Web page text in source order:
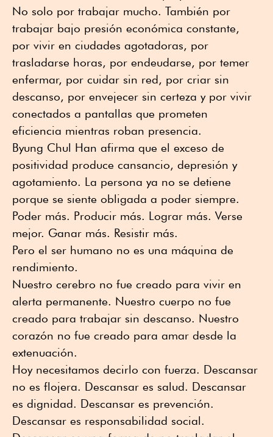
No solo por trabajar mucho. También por
trabajar bajo presión económica constante,
por vivir en ciudades agotadoras, por
trasladarse horas, por endeudarse, por temer
enfermar, por cuidar sin red, por criar sin
descanso, por envejecer sin certeza y por vivir
conectados a pantallas que prometen
eficiencia mientras roban presencia.
Byung Chul Han afirma que el exceso de
positividad produce cansancio, depresión y
agotamiento. La persona ya no se detiene
porque se siente obligada a poder siempre.
Poder más. Producir más. Lograr más. Verse
mejor. Ganar más. Resistir más.
Pero el ser humano no es una máquina de
rendimiento.
Nuestro cerebro no fue creado para vivir en
alerta permanente. Nuestro cuerpo no fue
creado para trabajar sin descanso. Nuestro
corazón no fue creado para amar desde la
extenuación.
Hoy necesitamos decirlo con fuerza. Descansar
no es flojera. Descansar es salud. Descansar
es dignidad. Descansar es prevención.
Descansar es responsabilidad social.